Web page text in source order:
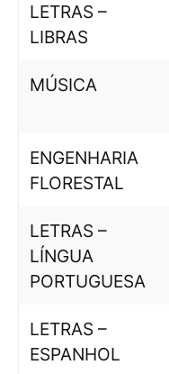
LETRAS –
LIBRAS
MÚSICA
ENGENHARIA
FLORESTAL
LETRAS –
LÍNGUA
PORTUGUESA
LETRAS –
ESPANHOL